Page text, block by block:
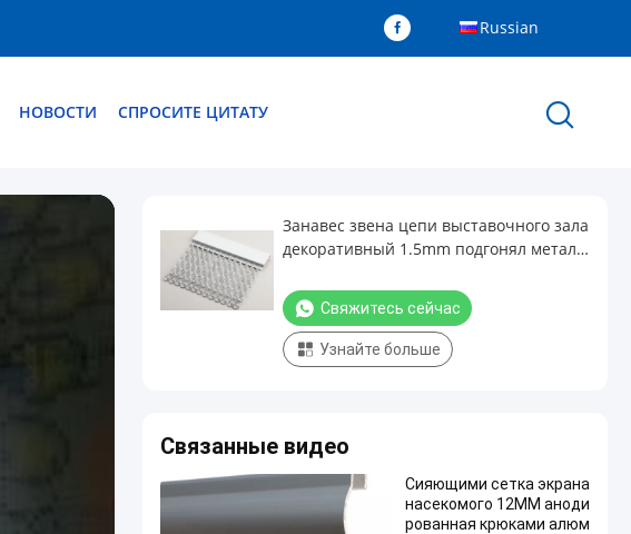
Russian
НОВОСТИ СПРОСИТЕ ЦИТАТУ
Занавес звена цепи выставочного зала
декоративный 1.5mm подгонял металл
Свяжитесь сейчас
Узнайте больше
Связанные видео
Сияющими сетка экрана
насекомого 12ММ аноди
рованная крюками алюм